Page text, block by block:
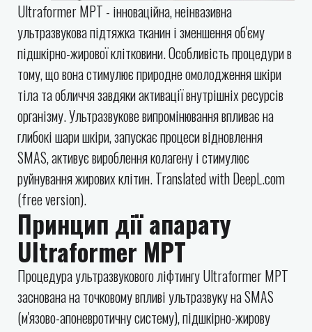
Ultraformer МРТ - інноваційна, неінвазивна
ультразвукова підтяжка тканин і зменшення об'єму
підшкірно-жирової клітковини. Особливість процедури в
тому, що вона стимулює природне омолодження шкіри
тіла та обличчя завдяки активації внутрішніх ресурсів
організму. Ультразвукове випромінювання впливає на
глибокі шари шкіри, запускає процеси відновлення
SMAS, активує вироблення колагену і стимулює
руйнування жирових клітин. Translated with DeepL.com
(free version).
Принцип дії апарату
Ultraformer MPT
Процедура ультразвукового ліфтингу Ultraformer МРТ
заснована на точковому впливі ультразвуку на SMAS
(м'язово-апоневротичну систему), підшкірно-жирову